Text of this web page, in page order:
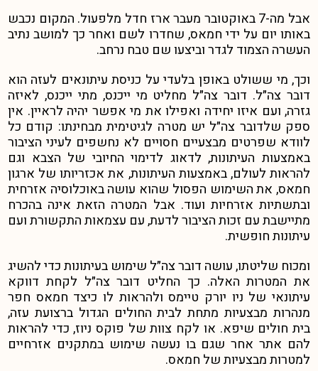
אבל מה-7 באוקטובר מעבר ארז חדל מלפעול. המקום נכבש
באותו יום על ידי חמאס, שחדרו לשם ואחר כך למושב נתיב
העשרה הצמוד לגדר וביצעו שם טבח נרחב.
וכך, מי ששולט באופן בלעדי על כניסת עיתונאים לעזה הוא
דובר צה״ל. דובר צה״ל מחליט מי ייכנס, מתי ייכנס, לאיזה
גזרה, ועם איזו יחידה ואפילו את מי אפשר יהיה לראיין. אין
ספק שלדובר צה״ל יש מטרה לגיטימית מבחינתו: קודם כל
לוודא שפרטים מבצעיים חסויים לא נחשפים לעיני הציבור
באמצעות העיתונות, לדאוג לדימוי החיובי של הצבא וגם
להראות לעולם, באמצעות העיתונות, את אכזריותו של ארגון
חמאס, את השימוש הפסול שהוא עושה באוכלוסיה אזרחית
ובתשתיות אזרחיות ועוד. אבל המטרה הזאת אינה בהכרח
מתיישבת עם זכות הציבור לדעת, עם עצמאות התקשורת ועם
עיתונות חופשית.
ומכוח שליטתו, עושה דובר צה״ל שימוש בעיתונות כדי להשיג
את המטרות האלה. כך החליט דובר צה״ל לקחת דווקא
עיתונאי של ניו יורק טיימס ולהראות לו כיצד חמאס חפר
מנהרות מבצעיות מתחת לבית החולים הגדול ברצועת עזה,
בית חולים שיפא. או לקח צוות של פוקס ניוז, כדי להראות
להם אתר אחר שגם בו נעשה שימוש במתקנים אזרחיים
למטרות מבצעיות של חמאס.